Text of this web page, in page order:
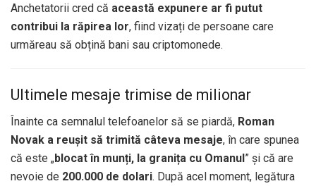
Anchetatorii cred că această expunere ar fi putut
contribui la răpirea lor, fiind vizați de persoane care
urmăreau să obțină bani sau criptomonede.
Ultimele mesaje trimise de milionar
Înainte ca semnalul telefoanelor să se piardă, Roman
Novak a reușit să trimită câteva mesaje, în care spunea
că este „blocat în munți, la granița cu Omanul ” și că are
nevoie de 200.000 de dolari. După acel moment, legătura